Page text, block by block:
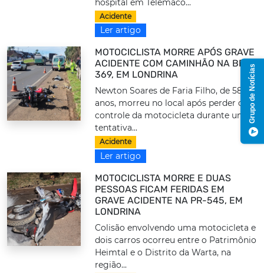
hospital em Telêmaco...
Acidente
Ler artigo
MOTOCICLISTA MORRE APÓS GRAVE
ACIDENTE COM CAMINHÃO NA BR-
369, EM LONDRINA
Newton Soares de Faria Filho, de 58
anos, morreu no local após perder o
controle da motocicleta durante uma
tentativa...
Acidente
Ler artigo
MOTOCICLISTA MORRE E DUAS
PESSOAS FICAM FERIDAS EM
GRAVE ACIDENTE NA PR-545, EM
LONDRINA
Colisão envolvendo uma motocicleta e
dois carros ocorreu entre o Patrimônio
Heimtal e o Distrito da Warta, na
região...
Grupo de Notícias